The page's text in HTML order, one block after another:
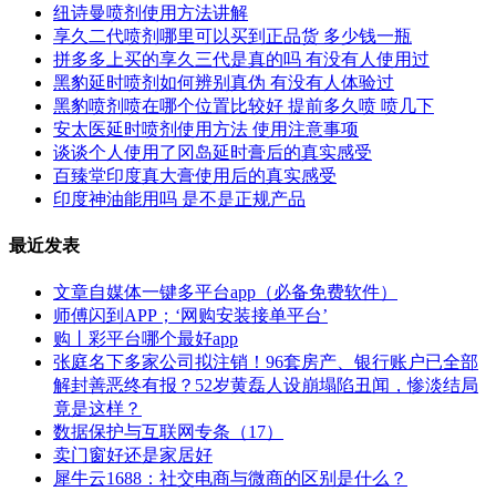
纽诗曼喷剂使用方法讲解
享久二代喷剂哪里可以买到正品货 多少钱一瓶
拼多多上买的享久三代是真的吗 有没有人使用过
黑豹延时喷剂如何辨别真伪 有没有人体验过
黑豹喷剂喷在哪个位置比较好 提前多久喷 喷几下
安太医延时喷剂使用方法 使用注意事项
谈谈个人使用了冈岛延时膏后的真实感受
百臻堂印度真大膏使用后的真实感受
印度神油能用吗 是不是正规产品
最近发表
文章自媒体一键多平台app（必备免费软件）
师傅闪到APP；‘网购安装接单平台’
购丨彩平台哪个最好app
张庭名下多家公司拟注销！96套房产、银行账户已全部
解封善恶终有报？52岁黄磊人设崩塌陷丑闻，惨淡结局
竟是这样？
数据保护与互联网专条（17）
卖门窗好还是家居好
犀牛云1688：社交电商与微商的区别是什么？